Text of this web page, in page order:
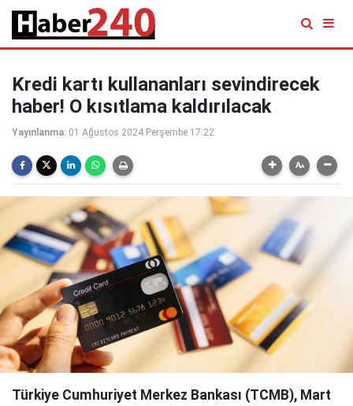
Kredi kartı kullananları sevindirecek
haber! O kısıtlama kaldırılacak
Yayınlanma: 01 Ağustos 2024 Perşembe 17:22
Türkiye Cumhuriyet Merkez Bankası (TCMB), Mart